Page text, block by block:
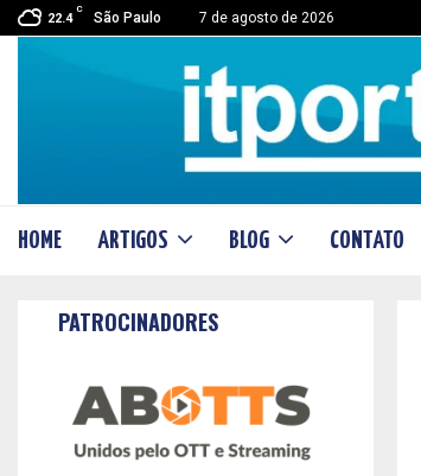
22.4
C
São Paulo 7 de agosto de 2026
HOME ARTIGOS BLOG CONTATO
PATROCINADORES